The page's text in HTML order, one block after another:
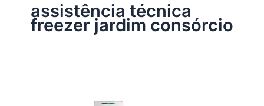
assistência técnica
freezer jardim consórcio